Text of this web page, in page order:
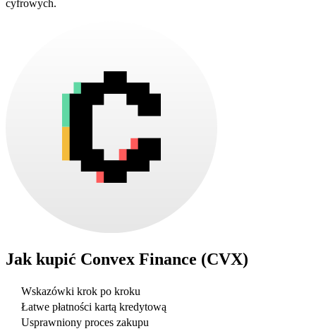
cyfrowych.
Jak kupić Convex Finance (CVX)
Wskazówki krok po kroku
Łatwe płatności kartą kredytową
Usprawniony proces zakupu